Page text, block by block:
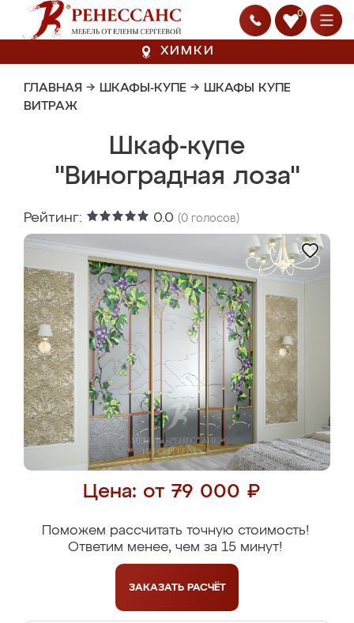
0
ХИМКИ
ГЛАВНАЯ → ШКАФЫ-КУПЕ → ШКАФЫ КУПЕ
ВИТРАЖ
Шкаф-купе
"Виноградная лоза"
Рейтинг: 0.0 (0 голосов)
Цена: от 79 000 ₽
Поможем рассчитать точную стоимость!
Ответим менее, чем за 15 минут!
ЗАКАЗАТЬ РАСЧЁТ